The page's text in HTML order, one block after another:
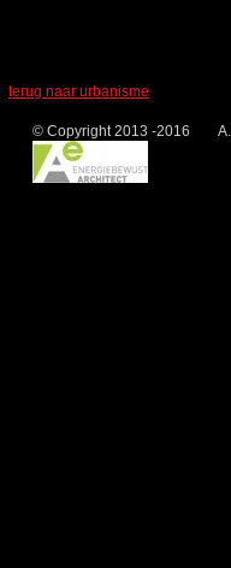
terug naar urbanisme
© Copyright 2013 -2016